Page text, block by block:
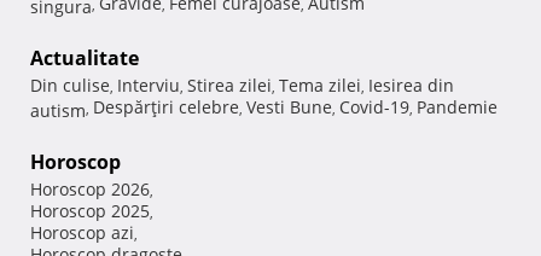
singura, , ,
Actualitate
Din culise, Interviu, Stirea zilei, Tema zilei, Iesirea din
autism, Despărţiri celebre, Vesti Bune, Covid-19, Pandemie
Horoscop
Horoscop 2026,
Horoscop 2025,
Horoscop azi,